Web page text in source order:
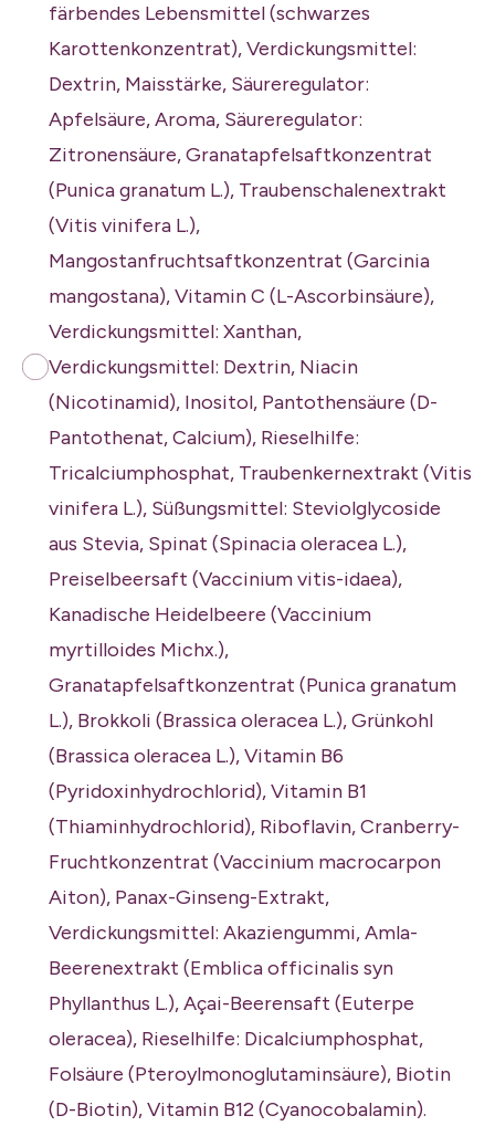
färbendes Lebensmittel (schwarzes
Karottenkonzentrat), Verdickungsmittel:
Dextrin, Maisstärke, Säureregulator:
Apfelsäure, Aroma, Säureregulator:
Zitronensäure, Granatapfelsaftkonzentrat
(Punica granatum L.), Traubenschalenextrakt
(Vitis vinifera L.),
Mangostanfruchtsaftkonzentrat (Garcinia
mangostana), Vitamin C (L-Ascorbinsäure),
Verdickungsmittel: Xanthan,
Verdickungsmittel: Dextrin, Niacin
(Nicotinamid), Inositol, Pantothensäure (D-
Pantothenat, Calcium), Rieselhilfe:
Tricalciumphosphat, Traubenkernextrakt (Vitis
vinifera L.), Süßungsmittel: Steviolglycoside
aus Stevia, Spinat (Spinacia oleracea L.),
Preiselbeersaft (Vaccinium vitis-idaea),
Kanadische Heidelbeere (Vaccinium
myrtilloides Michx.),
Granatapfelsaftkonzentrat (Punica granatum
L.), Brokkoli (Brassica oleracea L.), Grünkohl
(Brassica oleracea L.), Vitamin B6
(Pyridoxinhydrochlorid), Vitamin B1
(Thiaminhydrochlorid), Riboflavin, Cranberry-
Fruchtkonzentrat (Vaccinium macrocarpon
Aiton), Panax-Ginseng-Extrakt,
Verdickungsmittel: Akaziengummi, Amla-
Beerenextrakt (Emblica officinalis syn
Phyllanthus L.), Açai-Beerensaft (Euterpe
oleracea), Rieselhilfe: Dicalciumphosphat,
Folsäure (Pteroylmonoglutaminsäure), Biotin
(D-Biotin), Vitamin B12 (Cyanocobalamin).